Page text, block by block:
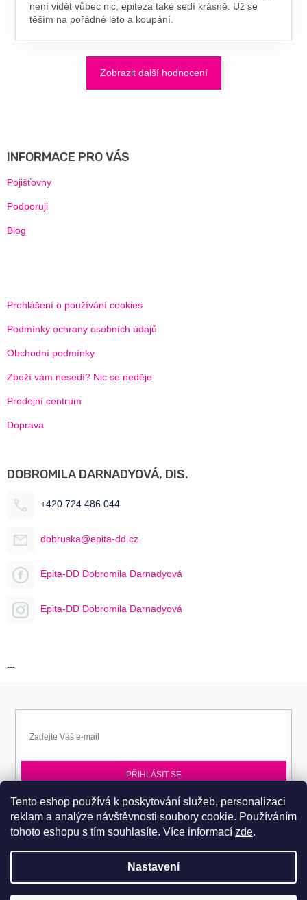
Tento eshop používá k poskytování služeb, personalizaci
reklam a analýze návštěvnosti soubory cookie. Používáním
tohoto eshopu s tím souhlasíte. Více informací zde.
Nastavení
není vidět vůbec nic, epitéza také sedí krásně. Už se
těším na pořádné léto a koupání.
Zobrazit další hodnocení
INFORMACE PRO VÁS
Pojišťovny
Podporuji
Blog
Prohlášení o používání cookies
Podmínky ochrany osobních údajů
Obchodní podmínky
Zboží vám nesedí? Nic se neděje
Prodejní centrum
Doprava
DOBROMILA DARNADYOVÁ, DIS.
+420 724 486 044
dobruska@epita-dd.cz
Epita-DD Dobromila Darnadyová
Epita-DD Dobromila Darnadyová
---
PŘIHLÁSIT SE
Přihlaste se k EPITA-DD a získávejte novinky jako první.